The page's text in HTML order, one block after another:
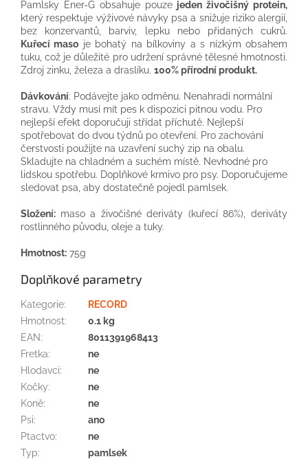
Pamlsky Ener-G obsahuje pouze jeden živočišný protein,
který respektuje výživové návyky psa a snižuje riziko alergií,
bez konzervantů, barviv, lepku nebo přidaných cukrů.
Kuřecí maso je bohatý na bílkoviny a s nízkým obsahem
tuku, což je důležité pro udržení správné tělesné hmotnosti.
Zdroj zinku, železa a draslíku. 100% přírodní produkt.
Dávkování: Podávejte jako odměnu. Nenahradí normální
stravu. Vždy musí mít pes k dispozici pitnou vodu. Pro
nejlepší efekt doporučuji střídat příchutě. Nejlepší
spotřebovat do dvou týdnů po otevření. Pro zachování
čerstvosti použijte na uzavření suchý zip na obalu.
Skladujte na chladném a suchém místě. Nevhodné pro
lidskou spotřebu. Doplňkové krmivo pro psy. Doporučujeme
sledovat psa, aby dostatečně pojedl pamlsek.
Složení: maso a živočišné deriváty (kuřecí 86%), deriváty
rostlinného původu, oleje a tuky.
Hmotnost: 75g
Doplňkové parametry
Kategorie:
RECORD
Hmotnost:
0.1 kg
EAN:
8011391968413
Fretka:
ne
Hlodavci:
ne
Kočky:
ne
Koně:
ne
Psi:
ano
Ptactvo:
ne
Typ:
pamlsek